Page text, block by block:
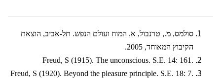
סולמס, מ., טרנבול, א. המוח ועולם הנפש. תל-אביב, הוצאת
הקיבוץ המאוחד, 2005.
Freud, S (1915). The unconscious. S.E. 14: 161.
Freud, S (1920). Beyond the pleasure principle. S.E. 18: 7.